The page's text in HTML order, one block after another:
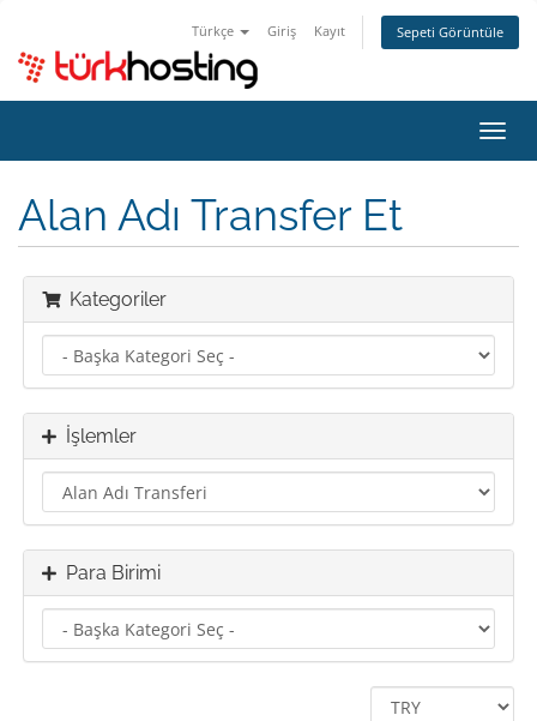
Türkçe Giriş Kayıt Sepeti Görüntüle
Alan Adı Transfer Et
Kategoriler
İşlemler
Para Birimi